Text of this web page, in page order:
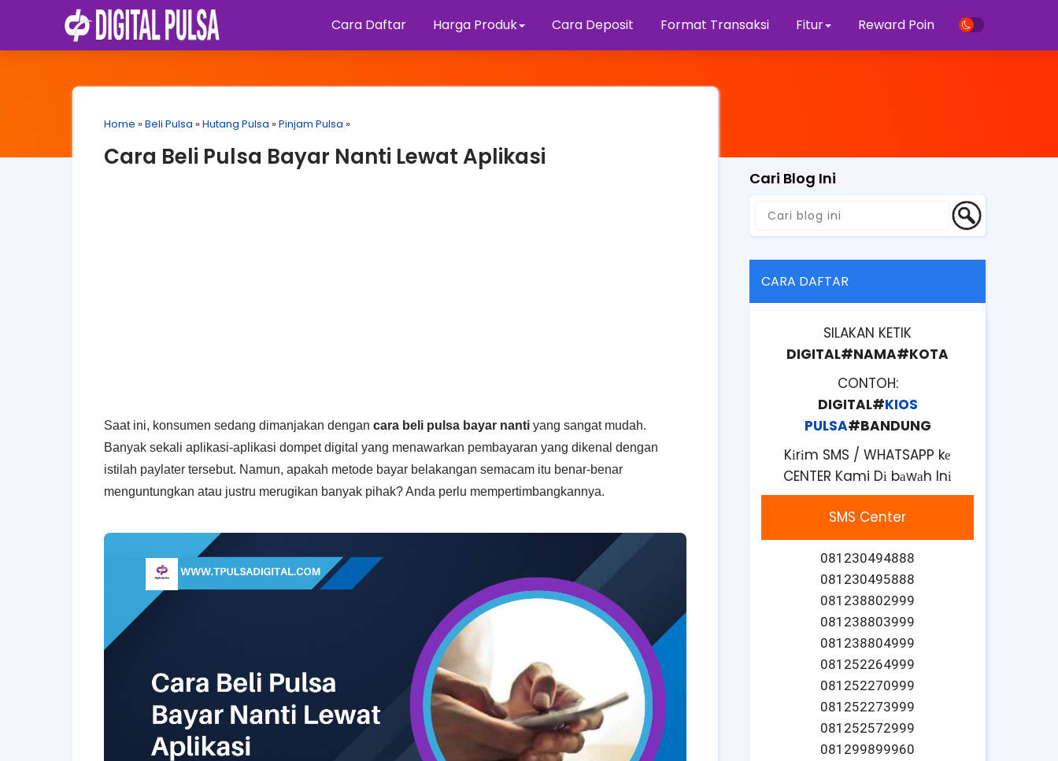
Cara Daftar Harga Produk Cara Deposit Format Transaksi Fitur Reward Poin
Home »Beli Pulsa »Hutang Pulsa »Pinjam Pulsa »
Cara Beli Pulsa Bayar Nanti Lewat Aplikasi
Saat ini, konsumen sedang dimanjakan dengan cara beli pulsa bayar nanti yang sangat mudah.
Banyak sekali aplikasi-aplikasi dompet digital yang menawarkan pembayaran yang dikenal dengan
istilah paylater tersebut. Namun, apakah metode bayar belakangan semacam itu benar-benar
menguntungkan atau justru merugikan banyak pihak? Anda perlu mempertimbangkannya.
Cari Blog Ini
CARA DAFTAR
SILAKAN KETIK
DIGITAL#NAMA#KOTA
CONTOH:
DIGITAL#KIOS
PULSA#BANDUNG
Kіrіm SMS / WHATSAPP kе
CENTER Kami Dі bаwаh Inі
SMS Center
081230494888
081230495888
081238802999
081238803999
081238804999
081252264999
081252270999
081252273999
081252572999
081299899960